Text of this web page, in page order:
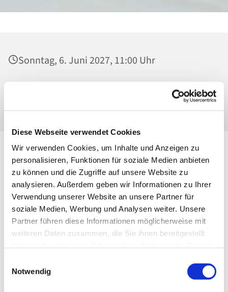
Diese Webseite verwendet Cookies
Wir verwenden Cookies, um Inhalte und Anzeigen zu
personalisieren, Funktionen für soziale Medien anbieten
zu können und die Zugriffe auf unsere Website zu
analysieren. Außerdem geben wir Informationen zu Ihrer
Verwendung unserer Website an unsere Partner für
soziale Medien, Werbung und Analysen weiter. Unsere
Partner führen diese Informationen möglicherweise mit
weiteren Daten zusammen, die Sie ihnen bereitgestellt
Notwendig
Sonntag, 6. Juni 2027, 11:00 Uhr
St. Maria Magdalena, Kirche, Platanenstraße